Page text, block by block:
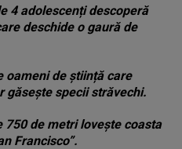
4 adolescenți descoperă
deschide o gaură de
oameni de știință care
găsește specii străvechi.
750 de metri lovește coasta
Francisco”.